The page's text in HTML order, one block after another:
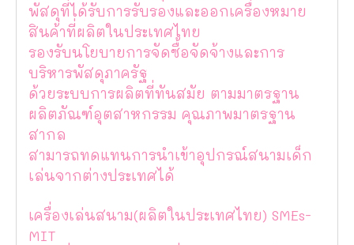
พัสดุที่ได้รับการรับรองและออกเครื่องหมาย
สินค้าที่ผลิตในประเทศไทย
รองรับนโยบายการจัดซื้อจัดจ้างและการ
บริหารพัสดุภาครัฐ
ด้วยระบบการผลิตที่ทันสมัย ตามมาตรฐาน
ผลิตภัณฑ์อุตสาหกรรม คุณภาพมาตรฐาน
สากล
สามารถทดแทนการนำเข้าอุปกรณ์สนามเด็ก
เล่นจากต่างประเทศได้
เครื่องเล่นสนาม(ผลิตในประเทศไทย) SMEs-
MIT